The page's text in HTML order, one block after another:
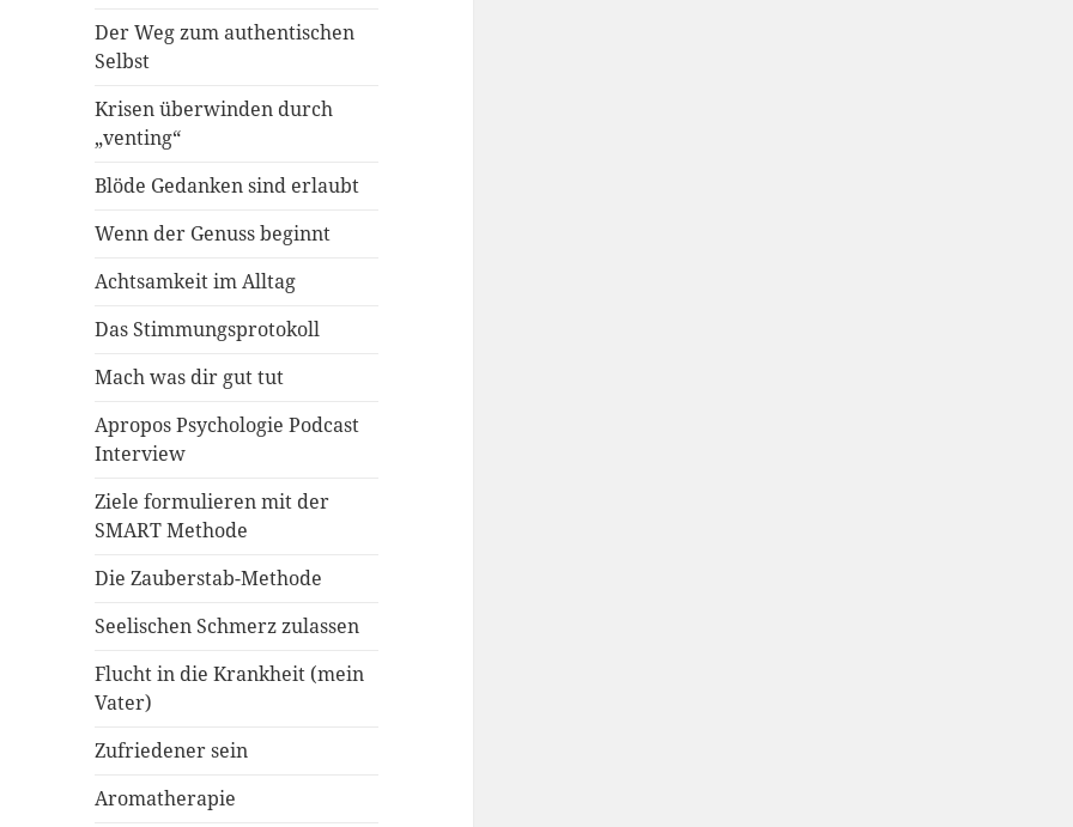
Der Weg zum authentischen
Selbst
Krisen überwinden durch
„venting“
Blöde Gedanken sind erlaubt
Wenn der Genuss beginnt
Achtsamkeit im Alltag
Das Stimmungsprotokoll
Mach was dir gut tut
Apropos Psychologie Podcast
Interview
Ziele formulieren mit der
SMART Methode
Die Zauberstab-Methode
Seelischen Schmerz zulassen
Flucht in die Krankheit (mein
Vater)
Zufriedener sein
Aromatherapie